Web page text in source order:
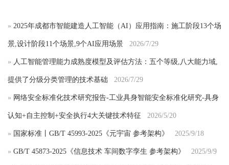
» 2025年成都市智能建造人工智能（AI）应用指南：施工阶段13个场
景,设计阶段11个场景,9个AI应用场景 2026/7/29
» 人工智能管理能力成熟度模型及评估方法：五个等级,八大能力域,
提供了分级分类管理的技术基础 2026/7/29
» 网络安全标准化技术研究报告-工业具身智能安全标准化研究-具身
认知+自主控制+安全执行4大关键技术特征 2026/5/20
» 国家标准丨GB/T 45993-2025《元宇宙 参考架构》 2025/9/18
» GB/T 45873-2025《信息技术 车间数字孪生 参考架构》 2025/9/9